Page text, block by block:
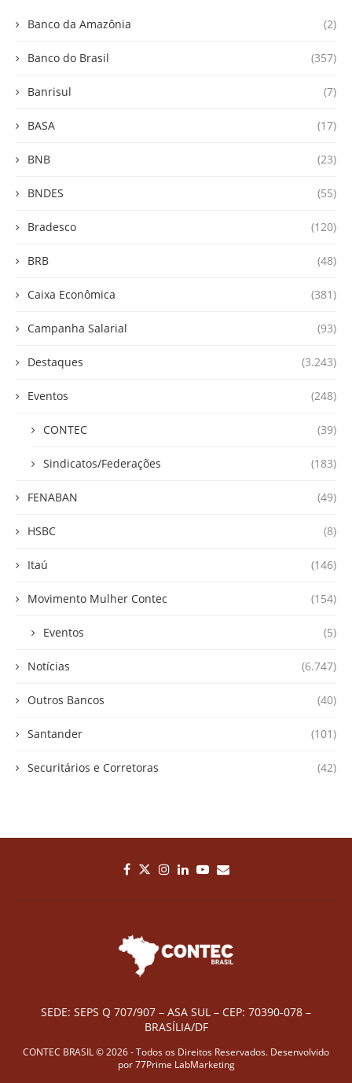
Banco da Amazônia (2)
Banco do Brasil (357)
Banrisul (7)
BASA (17)
BNB (23)
BNDES (55)
Bradesco (120)
BRB (48)
Caixa Econômica (381)
Campanha Salarial (93)
Destaques (3.243)
Eventos (248)
CONTEC (39)
Sindicatos/Federações (183)
FENABAN (49)
HSBC (8)
Itaú (146)
Movimento Mulher Contec (154)
Eventos (5)
Notícias (6.747)
Outros Bancos (40)
Santander (101)
Securitários e Corretoras (42)
SEDE: SEPS Q 707/907 – ASA SUL – CEP: 70390-078 –
BRASÍLIA/DF
CONTEC BRASIL © 2026 - Todos os Direitos Reservados. Desenvolvido
por77Prime LabMarketing